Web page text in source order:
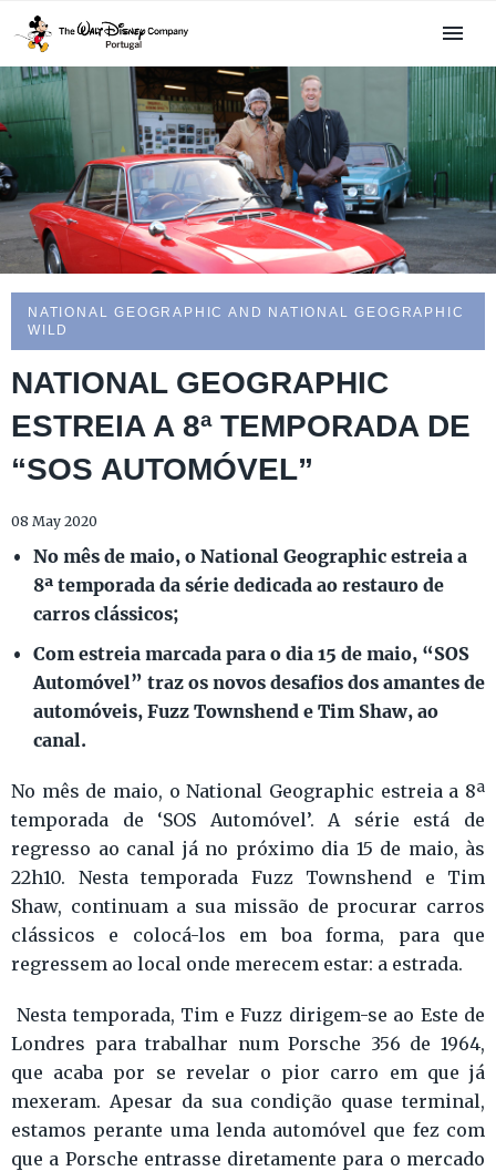
NATIONAL GEOGRAPHIC AND NATIONAL GEOGRAPHIC
WILD
NATIONAL GEOGRAPHIC
ESTREIA A 8ª TEMPORADA DE
“SOS AUTOMÓVEL”
08 May 2020
No mês de maio, o National Geographic estreia a
8ª temporada da série dedicada ao restauro de
carros clássicos;
Com estreia marcada para o dia 15 de maio, “SOS
Automóvel” traz os novos desafios dos amantes de
automóveis, Fuzz Townshend e Tim Shaw, ao
canal.
No mês de maio, o National Geographic estreia a 8ª
temporada de ‘SOS Automóvel’. A série está de
regresso ao canal já no próximo dia 15 de maio, às
22h10. Nesta temporada Fuzz Townshend e Tim
Shaw, continuam a sua missão de procurar carros
clássicos e colocá-los em boa forma, para que
regressem ao local onde merecem estar: a estrada.
Nesta temporada, Tim e Fuzz dirigem-se ao Este de
Londres para trabalhar num Porsche 356 de 1964,
que acaba por se revelar o pior carro em que já
mexeram. Apesar da sua condição quase terminal,
estamos perante uma lenda automóvel que fez com
que a Porsche entrasse diretamente para o mercado